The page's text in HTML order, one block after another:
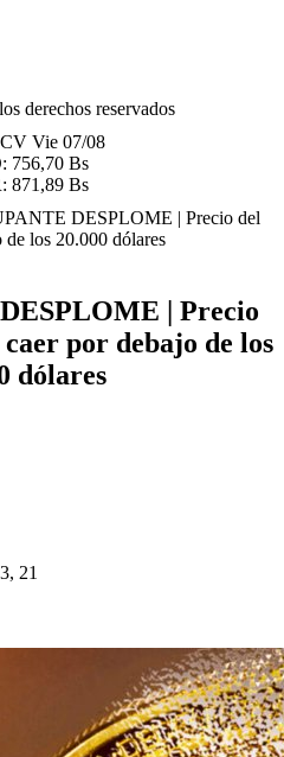
derechos reservados
Vie 07/08
756,70 Bs
871,89 Bs
DESPLOME | Precio del
los 20.000 dólares
| Precio
por debajo de los
dólares
21